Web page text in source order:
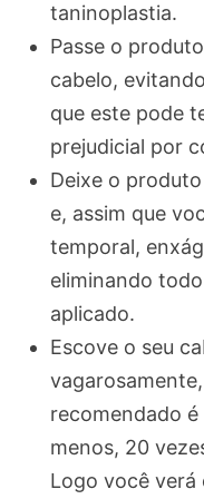
taninoplastia.
Passe o
cabelo,
que este pode
prejudicial por
Deixe o
e, assim que
temporal,
eliminando
aplicado.
Escove o seu
recomendado
menos, 20
Logo você verá